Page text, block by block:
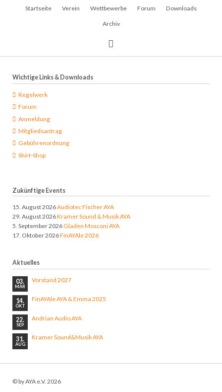
Navigation
Startseite Verein Wettbewerbe Forum Downloads
Archiv
Wichtige Links & Downloads
Regelwerk
Forum
Anmeldung
Mitgliedsantrag
Gebührenordnung
Shirt-Shop
Zukünftige Events
15. August 2026Audiotec Fischer AYA
29. August 2026Kramer Sound & Musik AYA
5. September 2026Gladen Mosconi AYA
17. Oktober 2026FinAYAle 2026
Aktuelles
03.
MÄR
Vorstand 2027
14.
OKT
FinAYAle AYA & Emma 2025
22.
SEP
Andrian Audio AYA
31.
AUG
Kramer Sound&Musik AYA
© by AYA e.V. 2026